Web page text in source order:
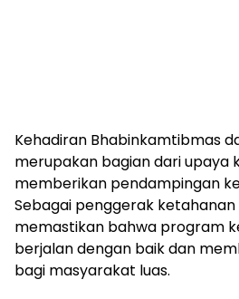
Kehadiran Bhabinkamtibmas
merupakan bagian dari upaya
memberikan pendampingan
Sebagai penggerak ketahanan
memastikan bahwa program
berjalan dengan baik dan
bagi masyarakat luas.